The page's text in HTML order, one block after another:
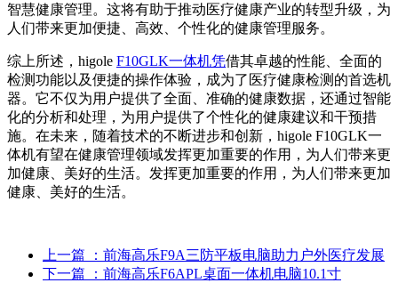
智慧健康管理。这将有助于推动医疗健康产业的转型升级，为
人们带来更加便捷、高效、个性化的健康管理服务。
综上所述，higole F10GLK一体机凭借其卓越的性能、全面的
检测功能以及便捷的操作体验，成为了医疗健康检测的首选机
器。它不仅为用户提供了全面、准确的健康数据，还通过智能
化的分析和处理，为用户提供了个性化的健康建议和干预措
施。在未来，随着技术的不断进步和创新，higole F10GLK一
体机有望在健康管理领域发挥更加重要的作用，为人们带来更
加健康、美好的生活。发挥更加重要的作用，为人们带来更加
健康、美好的生活。
上一篇
：前海高乐F9A三防平板电脑助力户外医疗发展
下一篇
：前海高乐F6APL桌面一体机电脑10.1寸